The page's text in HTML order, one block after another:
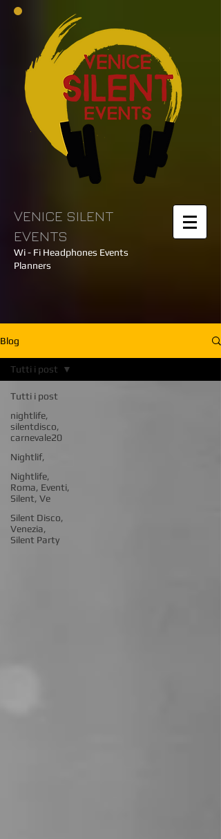
VENICE SILENT
EVENTS
Wi - Fi Headphones Events
Planners
Blog
Tutti i post
nightlife,
silentdisco,
carnevale20
Nightlif,
Nightlife,
Roma, Eventi,
Silent, Ve
Silent Disco,
Venezia,
Silent Party
Tutti i post